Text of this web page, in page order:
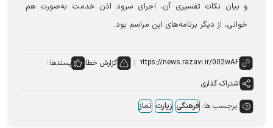
و بیان نکات تفسیری آن، اجرای سرود اذن خدمت به‌صورت هم
خوانی، از دیگر برنامه‌های این مراسم بود.
گزارش خطا
پسندها:
اشتراک گذاری
برچسب ها: فرهنگی زیارت نماز